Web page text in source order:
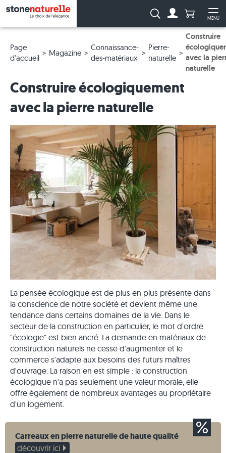
MENU
Recherche :Anzahl
Page
d'accueil
Magazine
Connaissance-
des-matériaux
Pierre-
naturelle
Construire
avec la
naturelle
Construire écologiquement
avec la pierre naturelle
La pensée écologique est de plus en plus présente dans
la conscience de notre société et devient même une
tendance dans certains domaines de la vie. Dans le
secteur de la construction en particulier, le mot d'ordre
"écologie" est bien ancré. La demande en matériaux de
construction naturels ne cesse d'augmenter et le
commerce s'adapte aux besoins des futurs maîtres
d'ouvrage. La raison en est simple : la construction
écologique n'a pas seulement une valeur morale, elle
offre également de nombreux avantages au propriétaire
d'un logement.
Carreaux en pierre naturelle de haute qualité
découvrir ici